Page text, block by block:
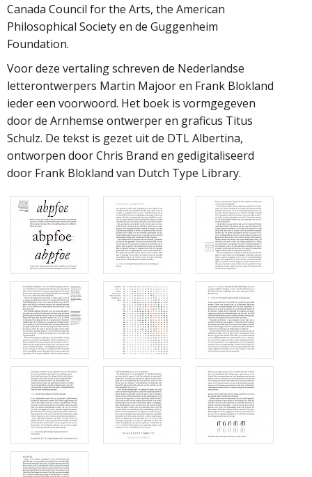
Canada Council for the Arts, the American
Philosophical Society en de Guggenheim
Foundation.
Voor deze vertaling schreven de Nederlandse
letterontwerpers Martin Majoor en Frank Blokland
ieder een voorwoord. Het boek is vormgegeven
door de Arnhemse ontwerper en graficus Titus
Schulz. De tekst is gezet uit de DTL Albertina,
ontworpen door Chris Brand en gedigitaliseerd
door Frank Blokland van Dutch Type Library.